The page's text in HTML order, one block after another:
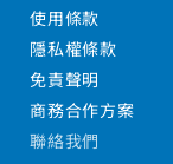
使用條款
隱私權條款
免責聲明
商務合作方案
聯絡我們